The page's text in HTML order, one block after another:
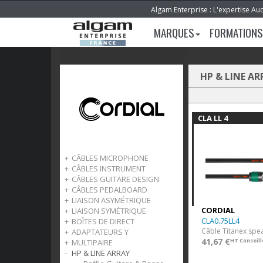
Algam Enterprise : L'expertise
MARQUES FORMATIONS
CÂBLES MICROPHONE
Elements
Essentials
Select
Peak
Ecocord
Câbles en vrac
CÂBLES INSTRUMENT
Elements
Essentials
Select
Peak
Ecocord
Câble en vrac
CÂBLES GUITARE DESIGN
Peak
Ecocord
CÂBLES PEDALBOARD
elements
essentials
ecocord
LIAISON ASYMÉTRIQUE
Elements
Essentials
Select
LIAISON SYMÉTRIQUE
Elements
Essentials
Select
BOÎTES DE DIRECT
Select
ADAPTATEURS Y
Elements
Essentials
MULTIPAIRE
Faisceau 8 canaux
HP & LINE ARRAY
HP & LINE
CLA LL 4
CORDIAL
CLA0.75LL4
41,67 €HT